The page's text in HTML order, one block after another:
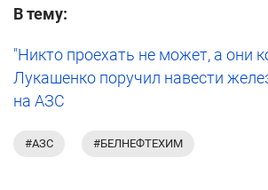
В тему:
"Никто проехать не может, а они
Лукашенко поручил навести
на АЗС
#АЗС #БЕЛНЕФТЕХИМ